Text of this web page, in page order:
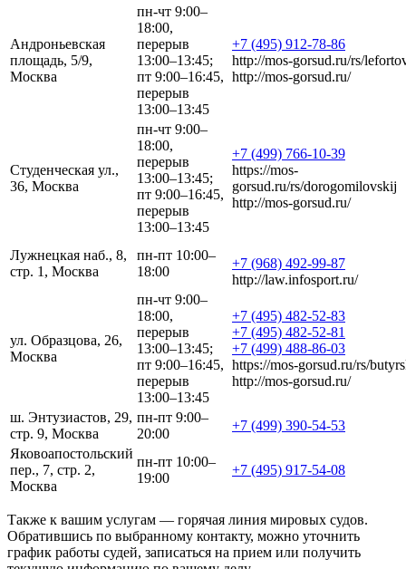
Андроньевская
площадь, 5/9,
Москва
пн-чт 9:00–
18:00,
перерыв
13:00–13:45;
пт 9:00–16:45,
перерыв
13:00–13:45
+7 (495) 912-78-86
http://mos-gorsud.ru/rs/
http://mos-gorsud.ru/
Студенческая ул.,
36, Москва
пн-чт 9:00–
18:00,
перерыв
13:00–13:45;
пт 9:00–16:45,
перерыв
13:00–13:45
+7 (499) 766-10-39
https://mos-
gorsud.ru/rs/dorogomilovskij
http://mos-gorsud.ru/
Лужнецкая наб., 8,
стр. 1, Москва
пн-пт 10:00–
18:00
+7 (968) 492-99-87
http://law.infosport.ru/
ул. Образцова, 26,
Москва
пн-чт 9:00–
18:00,
перерыв
13:00–13:45;
пт 9:00–16:45,
перерыв
13:00–13:45
+7 (495) 482-52-83
+7 (495) 482-52-81
+7 (499) 488-86-03
https://mos-gorsud.ru/rs/
http://mos-gorsud.ru/
ш. Энтузиастов, 29,
стр. 9, Москва
пн-пт 9:00–
20:00
+7 (499) 390-54-53
Яковоапостольский
пер., 7, стр. 2,
Москва
пн-пт 10:00–
19:00
+7 (495) 917-54-08
Также к вашим услугам — горячая линия мировых судов.
Обратившись по выбранному контакту, можно уточнить
график работы судей, записаться на прием или получить